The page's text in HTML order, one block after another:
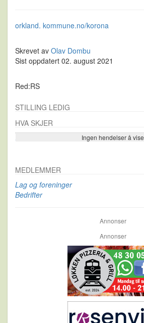
orkland. kommune.no/korona
Skrevet av Olav Dombu
Sist oppdatert 02. august 2021
Red:RS
STILLING LEDIG
HVA SKJER
Ingen hendelser å vise
Se flere…
MEDLEMMER
Lag og foreninger
Bedrifter
Annonser
Annonser